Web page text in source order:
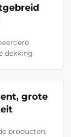
dekking
grote
producten,